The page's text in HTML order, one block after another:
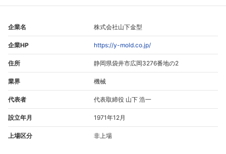
企業名 株式会社山下金型
企業HP https://y-mold.co.jp/
住所 静岡県袋井市広岡3276番地の2
業界 機械
代表者 代表取締役 山下 浩一
設立年月 1971年12月
上場区分 非上場